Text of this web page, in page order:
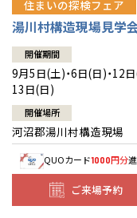
住まいの探検フェア
湯川村構造現場見学
開催期間
9月5日(土)・6日(日)・12日
13日(日)
開催場所
河沼郡湯川村構造現場
QUOカード1000円分
ご来場予約